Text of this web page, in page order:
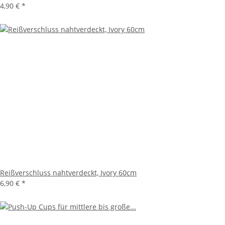
4,90 € *
Reißverschluss nahtverdeckt, Ivory 60cm
6,90 € *